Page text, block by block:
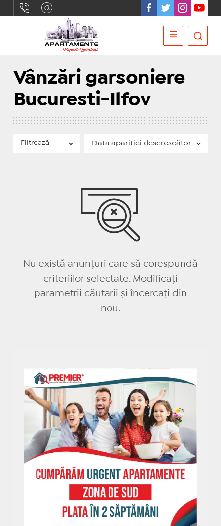
Vânzări garsoniere
Bucuresti-Ilfov
Filtrează
Nu există anunțuri care să corespundă
criteriilor selectate. Modificați
parametrii căutarii și încercați din
nou.